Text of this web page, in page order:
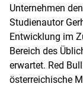
Unternehmen
Studienautor
Entwicklung im
Bereich des
erwartet. Red
österreichische